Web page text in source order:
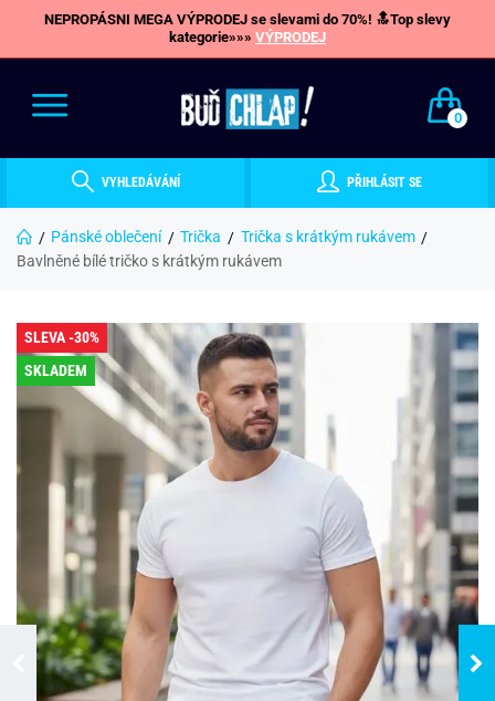
NEPROPÁSNI MEGA VÝPRODEJ se slevami do 70%! 🔝Top slevy
kategorie»»» VÝPRODEJ
0
VYHLEDÁVÁNÍ PŘIHLÁSIT SE
Pánské oblečení Trička
Trička s krátkým rukávem
Bavlněné bílé tričko s krátkým rukávem
SLEVA -30%
SKLADEM